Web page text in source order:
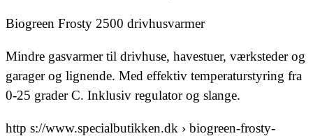
Biogreen Frosty 2500 drivhusvarmer
Mindre gasvarmer til drivhuse, havestuer, værksteder og
garager og lignende. Med effektiv temperaturstyring fra
0-25 grader C. Inklusiv regulator og slange.
http s://www.specialbutikken.dk › biogreen-frosty-